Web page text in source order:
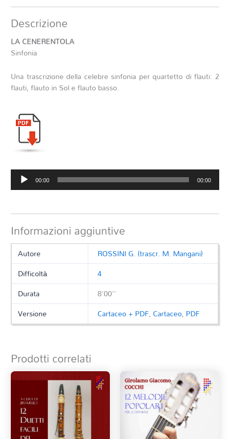
Descrizione
LA CENERENTOLA
Sinfonia
Una trascrizione della celebre sinfonia per quartetto di flauti: 2
flauti, flauto in Sol e flauto basso.
Audio
Player
00:00 00:00
Informazioni aggiuntive
Autore
ROSSINI G. (trascr. M. Mangani)
Difficoltà
4
Durata
8'00''
Versione
Cartaceo + PDF,Cartaceo, PDF
Prodotti correlati